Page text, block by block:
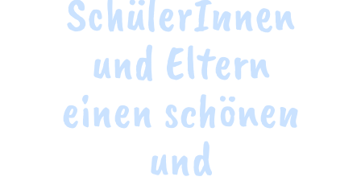
SchülerInnen
und Eltern
einen schönen
und